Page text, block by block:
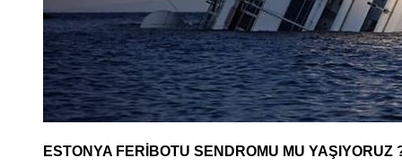
ESTONYA FERİBOTU SENDROMU MU YAŞIYORUZ